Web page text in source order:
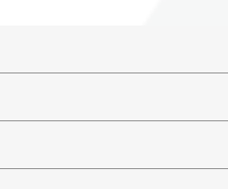
隔音板)。采用先进的工艺、独特的设计和
，使用性能稳定，生产精密。隔音门分木
据隔声等级、安装空间和防火等级的要
涂面漆(面漆颜色可指定)，也可根据用户
标准进行设计与制造，这是我们ISO9001合